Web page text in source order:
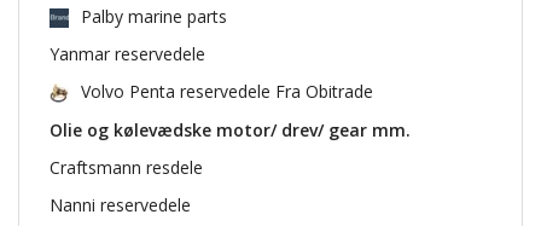
Palby marine parts
Yanmar reservedele
Volvo Penta reservedele Fra Obitrade
Olie og kølevædske motor/ drev/ gear mm.
Craftsmann resdele
Nanni reservedele